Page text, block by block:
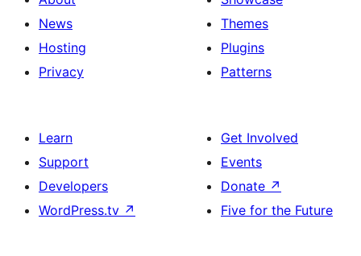
News
Hosting
Privacy
Themes
Plugins
Patterns
Learn
Support
Developers
WordPress.tv ↗
Get Involved
Events
Donate ↗
Five for the Future